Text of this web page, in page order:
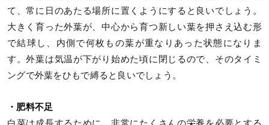
て、常に日のあたる場所に置くようにすると良いでしょう。
大きく育った外葉が、中心から育つ新しい葉を押さえ込む形
で結球し、内側で何枚もの葉が重なりあった状態になりま
す。外葉は気温が下がり始めた頃に閉じるので、そのタイミ
ングで外葉をひもで縛ると良いでしょう。
・肥料不足